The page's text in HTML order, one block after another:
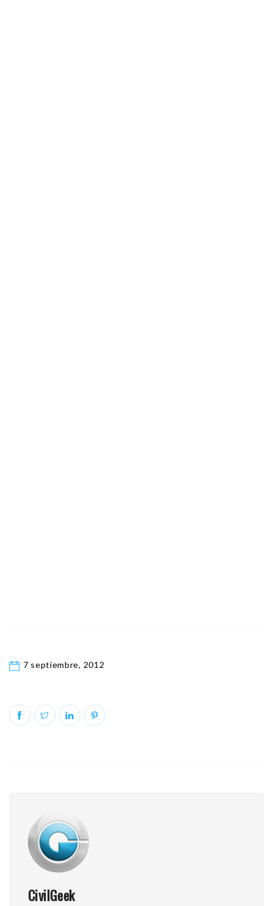
7 septiembre, 2012
CivilGeek